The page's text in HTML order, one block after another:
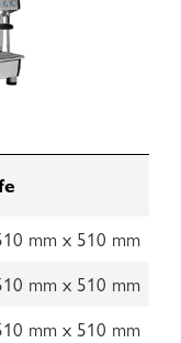
mm x 510 mm
mm x 510 mm
mm x 510 mm